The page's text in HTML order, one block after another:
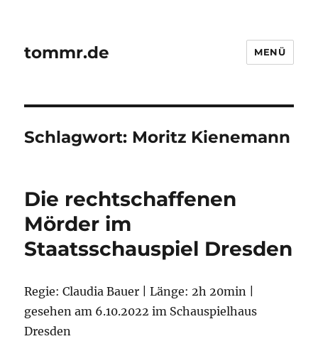
tommr.de MENÜ
Schlagwort: Moritz Kienemann
Die rechtschaffenen
Mörder im
Staatsschauspiel Dresden
Regie: Claudia Bauer | Länge: 2h 20min |
gesehen am 6.10.2022 im Schauspielhaus
Dresden